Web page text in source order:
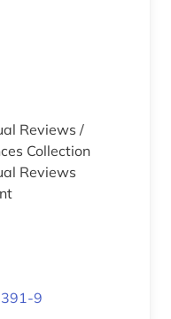
Reviews /
Collection
Reviews
9